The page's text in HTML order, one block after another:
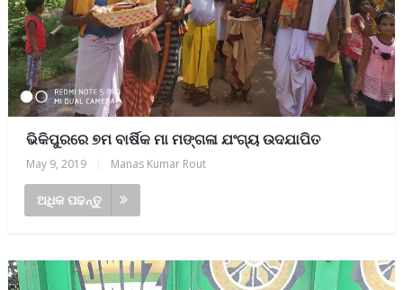
ଭିକିପୁରରେ ୭ମ ବାର୍ଷିକ ମା ମଙ୍ଗଳା ଯଂଗ୍ୟ ଉଦଯାପିତ
May 9, 2019 Manas Kumar Rout
ଅଧିକ ପଢନ୍ତୁ